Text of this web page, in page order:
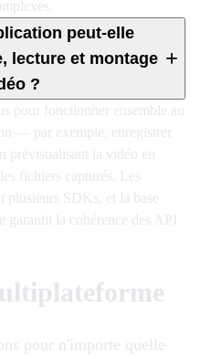
peut-elle
lecture et montage
?
+
pour fonctionner ensemble au
— par exemple, enregistrer
prévisualisant la vidéo en
fichiers capturés. Les
plusieurs SDKs, et la base
garantit la cohérence des API
pour n'importe quelle